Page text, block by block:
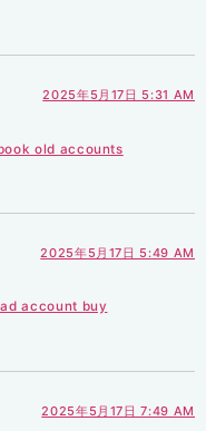
2025年5月17日 5:31 AM
old accounts
2025年5月17日 5:49 AM
account buy
2025年5月17日 7:49 AM